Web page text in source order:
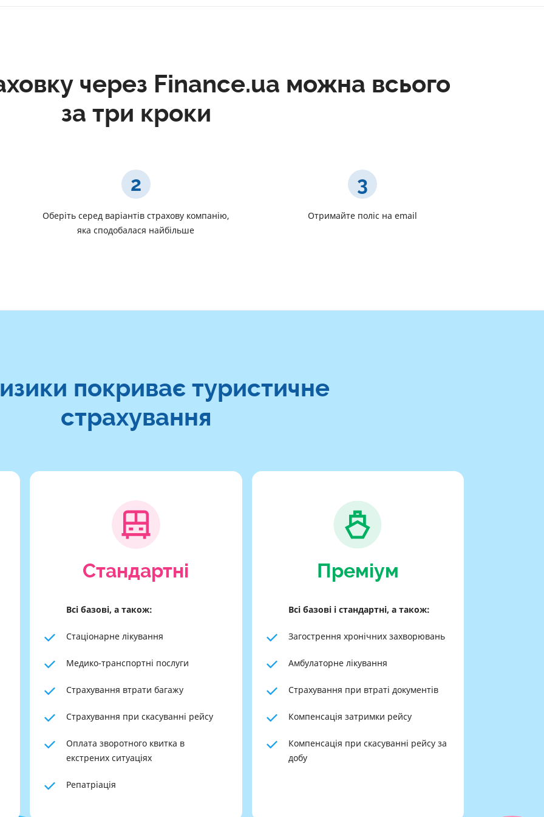
через Finance.ua можна всього
за три кроки
2
Оберіть серед варіантів страхову компанію,
яка сподобалася найбільше
3
Отримайте поліс на email
покриває туристичне
страхування
Cтандартні
Всі базові, а також:
Стаціонарне лікування
Медико-транспортні послуги
Страхування втрати багажу
Страхування при скасуванні рейсу
Оплата зворотного квитка в
екстрених ситуаціях
Репатріація
Преміум
Всі базові і стандартні, а також:
Загострення хронічних захворювань
Амбулаторне лікування
Страхування при втраті документів
Компенсація затримки рейсу
Компенсація при скасуванні рейсу за
добу